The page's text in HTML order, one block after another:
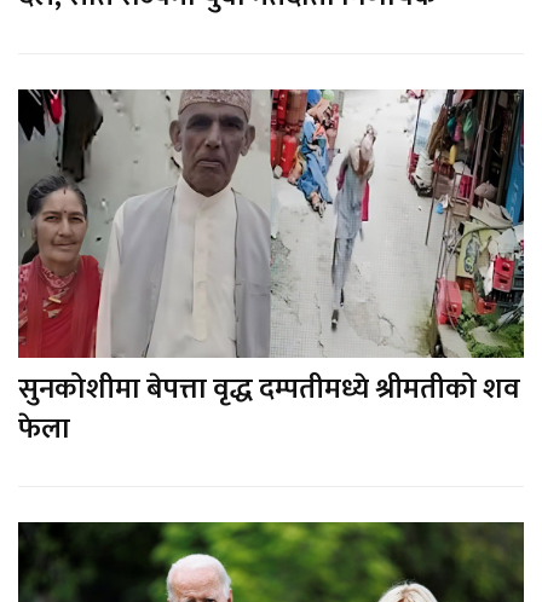
सुनकोशीमा बेपत्ता वृद्ध दम्पतीमध्ये श्रीमतीको शव
फेला